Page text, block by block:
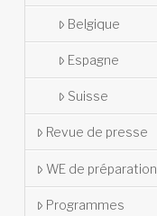
Belgique
Espagne
Suisse
Revue de presse
WE de préparation
Programmes